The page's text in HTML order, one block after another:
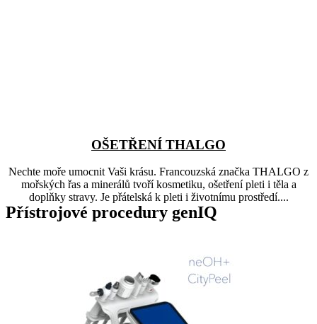
OŠETŘENÍ THALGO
Nechte moře umocnit Vaši krásu. Francouzská značka THALGO z
mořských řas a minerálů tvoří kosmetiku, ošetření pleti i těla a
doplňky stravy. Je přátelská k pleti i životnímu prostředí....
Přístrojové procedury genIQ